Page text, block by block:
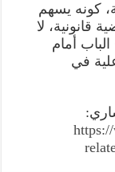
كونه يسهم
قانونية، لا
أمام
في